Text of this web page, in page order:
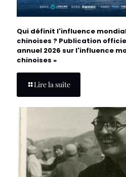
Qui définit l'influence
chinoises ? Publication
annuel 2026 sur l'influence
chinoises »
Lire la suite